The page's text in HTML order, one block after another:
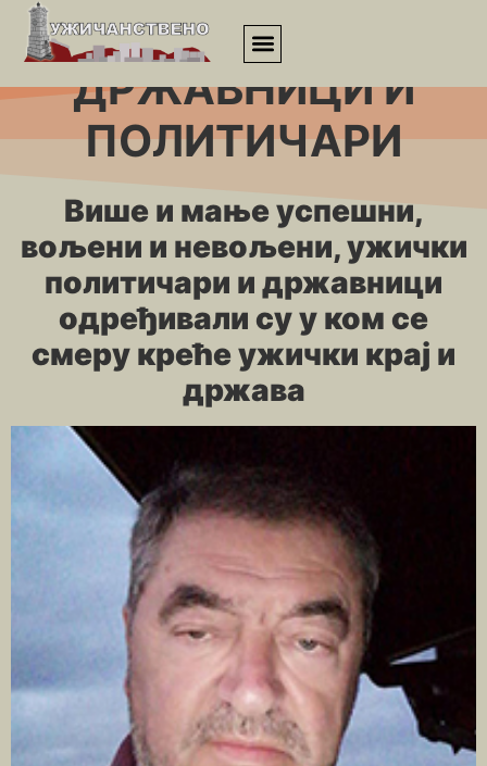
Почетна Личности Државници и политичари
ДРЖАВНИЦИ И
ПОЛИТИЧАРИ
Више и мање успешни,
вољени и невољени, ужички
политичари и државници
одређивали су у ком се
смеру креће ужички крај и
држава